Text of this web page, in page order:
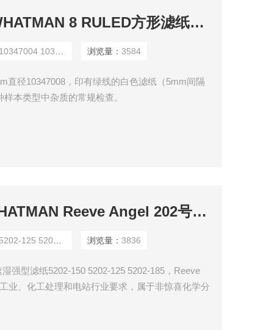
10347004 10347009WHATMAN 8 RULED方形滤纸70mm直径10347008
10347004 10347009 浏览量：3584
直径10347008，印有绿线的白色滤纸（5mm间隔
本类型中杂质的常规检查。
5202-125 5202-185WHATMAN Reeve Angel 202号快速湿强型滤纸5202-150
5202-125 5202-185 浏览量：3836
强型滤纸5202-150 5202-125 5202-185，Reeve
业、化工处理和电站行业要求，属于非惊喜化学分